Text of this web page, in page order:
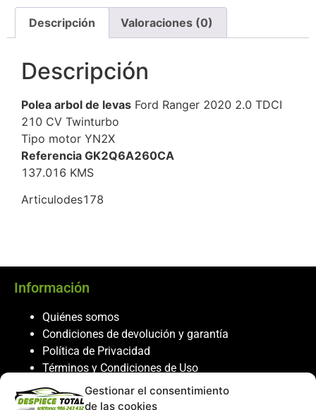
Gestionar el consentimiento
de las cookies
Descripción Valoraciones (0)
Descripción
Polea arbol de levas Ford Ranger 2020 2.0 TDCI
210 CV Twinturbo
Tipo motor YN2X
Referencia GK2Q6A260CA
137.016 KMS
Articulodes178
Información
Quiénes somos
Condiciones de devolución y garantía
Política de Privacidad
Términos y Condiciones de Uso
Política de Cookies